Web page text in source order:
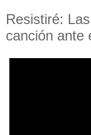
Resistiré:
canción ante